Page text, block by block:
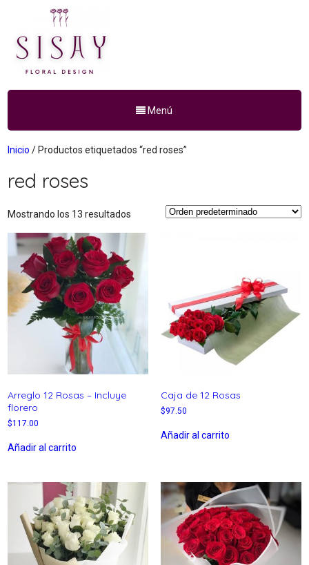
Menú
Inicio / Productos etiquetados “red roses”
red roses
Mostrando los 13 resultados
Arreglo 12 Rosas – Incluye
florero
$117.00
Añadir al carrito
Caja de 12 Rosas
$97.50
Añadir al carrito